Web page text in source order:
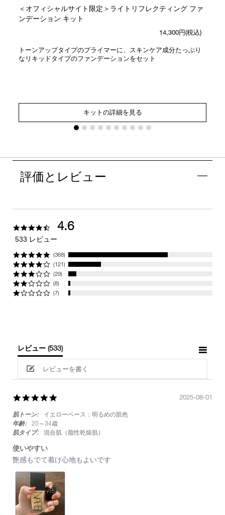
＜オフィシャルサイト限定＞ライトリフレクティング ファ
ンデーション キット
14,300円(税込)
トーンアップタイプのプライマーに、スキンケア成分たっぷり
なリキッドタイプのファンデーションをセット
キットの詳細を見る
評価とレビュー
4.64.6
533 レビュー
(368)
(121)
(29)
(8)
(7)
レビュー (533)
レビューを書く
rating
肌トーン:
イエローベース：明るめの肌色
年齢:
25～34歳
肌タイプ:
混合肌（脂性乾燥肌）
使いやすい
Review
on
1
Aug
2025
review
使
い
や
す
い
艶感もでて着け心地もよいです
2025-08-01